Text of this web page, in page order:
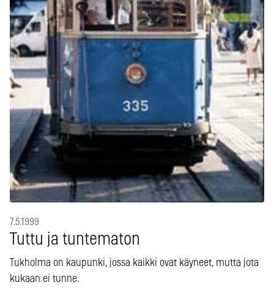
7.5.1999
Tuttu ja tuntematon
Tukholma on kaupunki, jossa kaikki ovat käyneet, mutta jota
kukaan ei tunne.